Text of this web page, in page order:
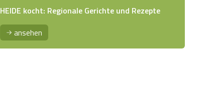
HEIDE kocht: Regionale Gerichte und Rezepte
ansehen